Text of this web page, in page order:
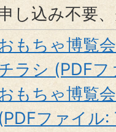
し込み不要
もちゃ博覧
ラシ (PDF
もちゃ博覧
ファイル